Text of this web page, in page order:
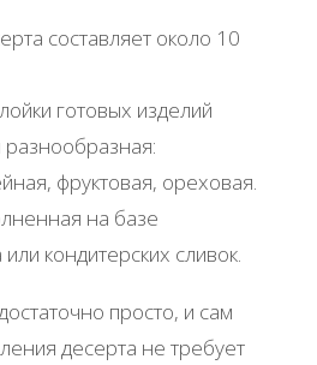
составляет около 10
готовых изделий
фруктовая, ореховая.
на базе
кондитерских сливок.
просто, и сам
десерта не требует